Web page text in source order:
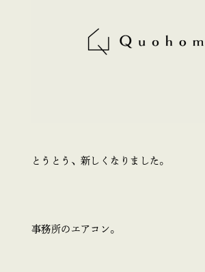
とうとう、新しくなりました。
事務所のエアコン。